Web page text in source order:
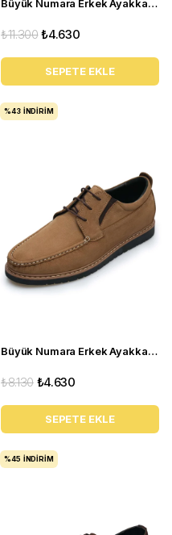
Büyük Numara Erkek Ayakkabı GOM2073 Siyah
₺4.630
₺11.300
SEPETE EKLE
Büyük Numara Erkek Ayakkabı KRT103-2 Kum
₺4.630
₺8.130
SEPETE EKLE
%43 İNDIRIM
%45 İNDIRIM